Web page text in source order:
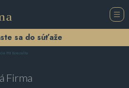
sa do súťaže
PH Konzulta
Firma